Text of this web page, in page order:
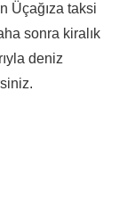
Üçağıza taksi
sonra kiralık
deniz